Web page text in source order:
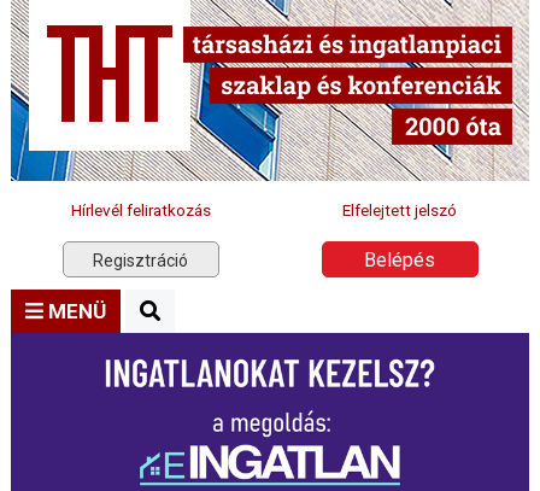
Hírlevél feliratkozás Elfelejtett jelszó
Regisztráció Belépés
MENÜ